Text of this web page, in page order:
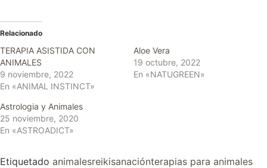
Relacionado
TERAPIA ASISTIDA CON
ANIMALES
9 noviembre, 2022
En «ANIMAL INSTINCT»
Aloe Vera
19 octubre, 2022
En «NATUGREEN»
Astrologia y Animales
25 noviembre, 2020
En «ASTROADICT»
Etiquetado animalesreikisanaciónterapias para animales